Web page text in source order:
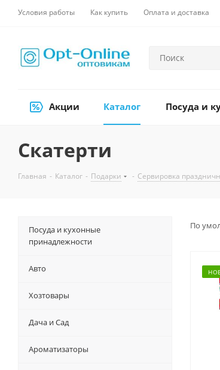
Условия работы Как купить Оплата и доставка
Акции Каталог Посуда и
Скатерти
Главная - Каталог - Подарки - Сервировка
По
Посуда и кухонные
принадлежности
Авто
Хозтовары
Дача и Сад
Ароматизаторы